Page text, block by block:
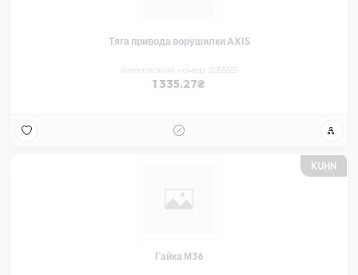
Тяга привода ворушилки AXIS
Каталоговий номер: 2055555
1 335.27
KUHN
Гайка М36